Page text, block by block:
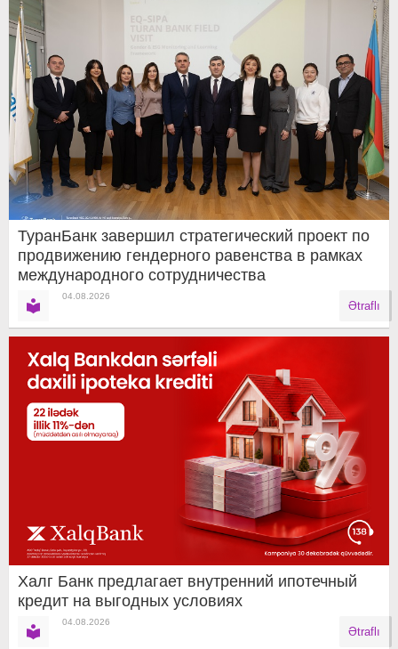
ТуранБанк завершил стратегический проект по
продвижению гендерного равенства в рамках
международного сотрудничества
04.08.2026
Ətraflı
Халг Банк предлагает внутренний ипотечный
кредит на выгодных условиях
04.08.2026
Ətraflı